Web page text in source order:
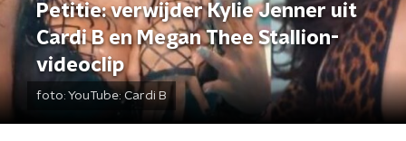
Petitie: verwijder Kylie Jenner uit
Cardi B en Megan Thee Stallion-
videoclip
foto: YouTube: Cardi B